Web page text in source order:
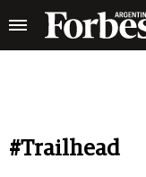
#Trailhead